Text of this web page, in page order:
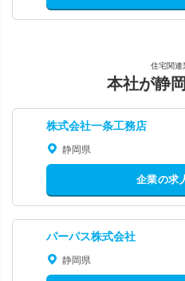
住宅関連
本社が静
株式会社一条工務店
静岡県
企業の求
パーパス株式会社
静岡県